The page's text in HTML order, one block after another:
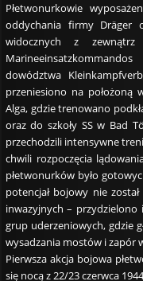
Płetwonurkowie
oddychania firmy Dräger
widocznych z
dowództwa
przeniesiono na położoną
Alga, gdzie trenowano
oraz do szkoły SS w Bad
przechodzili intensywne
chwili rozpoczęcia
płetwonurków było
potencjał bojowy nie
inwazyjnych –
grup uderzeniowych, gdzie
wysadzania mostów i zapór
Pierwsza akcja bojowa
się nocą z 22/23 czerwca